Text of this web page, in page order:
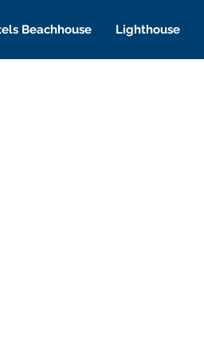
Beachhouse Lighthouse